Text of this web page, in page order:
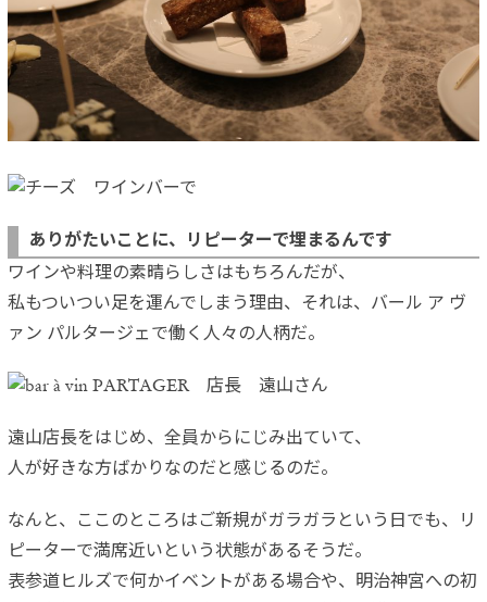
ありがたいことに、リピーターで埋まるんです
ワインや料理の素晴らしさはもちろんだが、
私もついつい足を運んでしまう理由、それは、バール ア ヴ
ァン パルタージェで働く人々の人柄だ。
遠山店長をはじめ、全員からにじみ出ていて、
人が好きな方ばかりなのだと感じるのだ。
なんと、ここのところはご新規がガラガラという日でも、リ
ピーターで満席近いという状態があるそうだ。
表参道ヒルズで何かイベントがある場合や、明治神宮への初